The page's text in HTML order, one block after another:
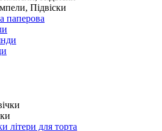
Підвіски
паперова